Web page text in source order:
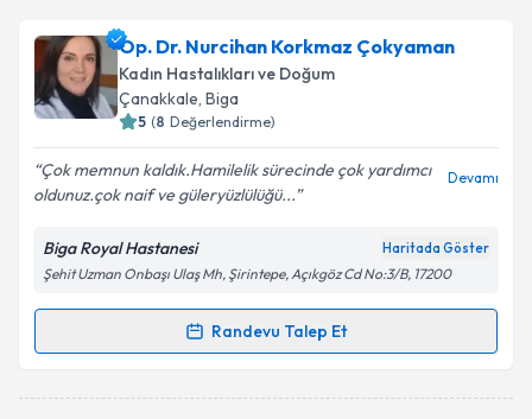
Op. Dr. Nurcihan Korkmaz Çokyaman
Kadın Hastalıkları ve Doğum
Çanakkale, Biga
5 (8 Değerlendirme)
Çok memnun kaldık.Hamilelik sürecinde çok yardımcı
oldunuz.çok naif ve güleryüzlülüğü...
Devamı
Biga Royal Hastanesi Haritada Göster
Şehit Uzman Onbaşı Ulaş Mh, Şirintepe, Açıkgöz Cd No:3/B, 17200
Randevu Talep Et
Randevu Takvimi Talebi